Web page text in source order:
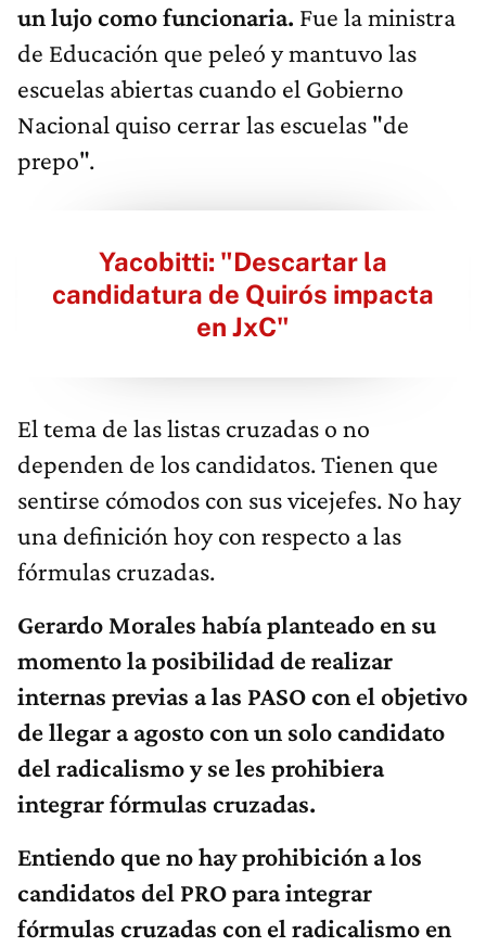
un lujo como funcionaria. Fue la ministra
de Educación que peleó y mantuvo las
escuelas abiertas cuando el Gobierno
Nacional quiso cerrar las escuelas "de
prepo".
Yacobitti: "Descartar la
candidatura de Quirós impacta
en JxC"
El tema de las listas cruzadas o no
dependen de los candidatos. Tienen que
sentirse cómodos con sus vicejefes. No hay
una definición hoy con respecto a las
fórmulas cruzadas.
Gerardo Morales había planteado en su
momento la posibilidad de realizar
internas previas a las PASO con el objetivo
de llegar a agosto con un solo candidato
del radicalismo y se les prohibiera
integrar fórmulas cruzadas.
Entiendo que no hay prohibición a los
candidatos del PRO para integrar
fórmulas cruzadas con el radicalismo en